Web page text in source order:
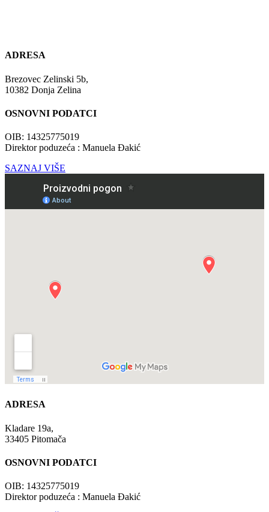
ADRESA
Brezovec Zelinski 5b,
10382 Donja Zelina
OSNOVNI PODATCI
OIB: 14325775019
Direktor poduzeća : Manuela Đakić
SAZNAJ VIŠE
ADRESA
Kladare 19a,
33405 Pitomača
OSNOVNI PODATCI
OIB: 14325775019
Direktor poduzeća : Manuela Đakić